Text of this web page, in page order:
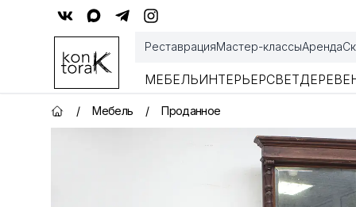
РеставрацияМастер-классыАренда
МЕБЕЛЬИНТЕРЬЕРСВЕТ
Главная страница
/ Мебель / Проданное